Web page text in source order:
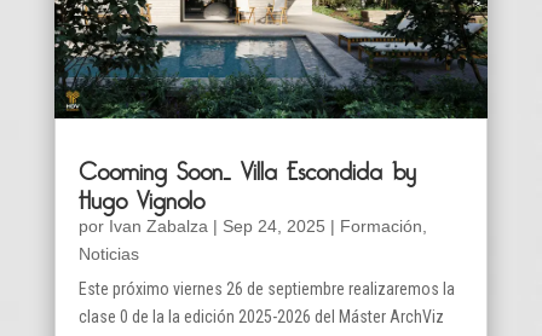
Cooming Soon… Villa Escondida by
Hugo Vignolo
por Ivan Zabalza | Sep 24, 2025 | Formación
Noticias
Este próximo viernes 26 de septiembre realizaremos la
clase 0 de la la edición 2025-2026 del Máster ArchViz